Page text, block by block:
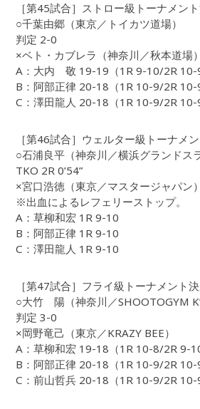
［第45試合］ストロー級トーナメン
○千葉由郷（東京／トイカツ道場）
判定 2-0
×ベト・カブレラ（神奈川／秋本道場）
A：大内 敬 19-19（1R 9-10/2R 10-9
B：阿部正律 20-18（1R 10-9/2R 10-9
C：澤田龍人 20-18（1R 10-9/2R 10-9
［第46試合］ウェルター級トーナメ
○石浦良平（神奈川／横浜グランドス
TKO 2R 0’54”
×宮口浩徳（東京／マスタージャパン）
※出血によるレフェリーストップ。
A：草柳和宏 1R 9-10
B：阿部正律 1R 9-10
C：澤田龍人 1R 9-10
［第47試合］フライ級トーナメント
○大竹 陽（神奈川／SHOOTOGYM
判定 3-0
×岡野竜己（東京／KRAZY BEE）
A：草柳和宏 19-18（1R 10-8/2R 9-10
B：阿部正律 20-18（1R 10-9/2R 10-9
C：前山哲兵 20-18（1R 10-9/2R 10-9